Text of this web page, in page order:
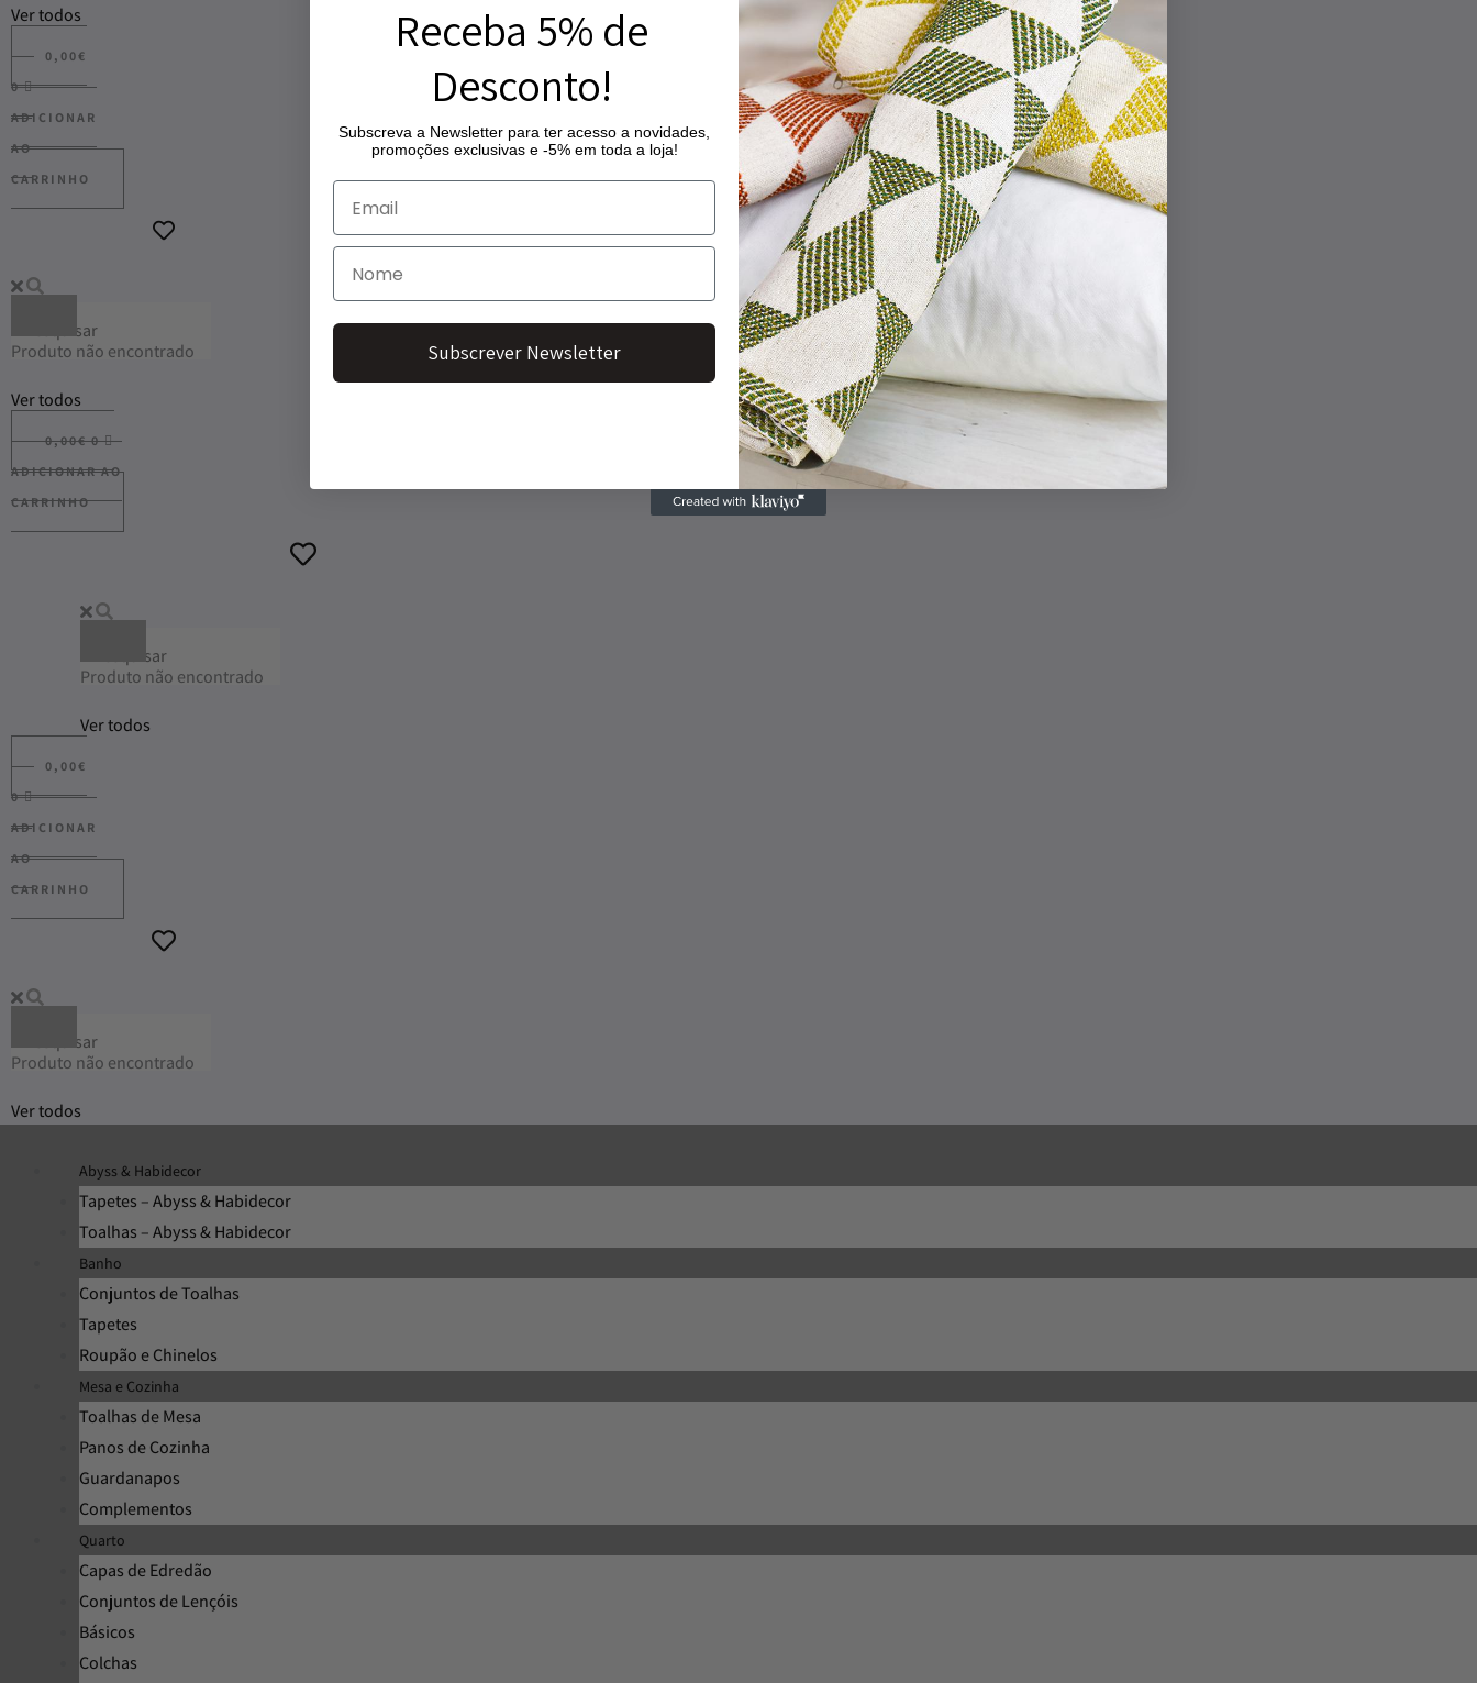
Ver todos
0,00€
0
ADICIONAR
AO
CARRINHO
Produto não encontrado
Ver todos
0,00€ 0
ADICIONAR AO
CARRINHO
Produto não encontrado
Ver todos
0,00€
0
ADICIONAR
AO
CARRINHO
Produto não encontrado
Ver todos
Abyss & Habidecor
Tapetes – Abyss & Habidecor
Toalhas – Abyss & Habidecor
Banho
Conjuntos de Toalhas
Tapetes
Roupão e Chinelos
Mesa e Cozinha
Toalhas de Mesa
Panos de Cozinha
Guardanapos
Complementos
Quarto
Capas de Edredão
Conjuntos de Lençóis
Básicos
Colchas
Receba 5% de
Desconto!
Subscreva a Newsletter para ter acesso a novidades,
promoções exclusivas e -5% em toda a loja!
Subscrever Newsletter